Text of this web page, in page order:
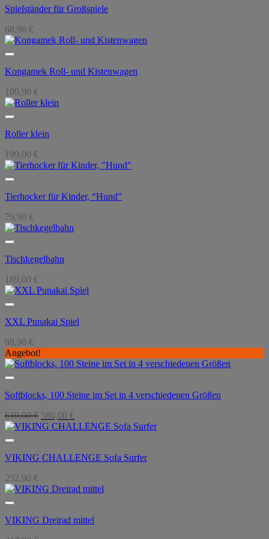
Spielständer für Großspiele
68,90 €
Kongamek Roll- und Kistenwagen
109,90 €
Roller klein
199,00 €
Tierhocker für Kinder, “Hund”
79,90 €
Tischkegelbahn
189,00 €
XXL Punakai Spiel
98,90 €
Angebot!
Softblocks, 100 Steine im Set in 4 verschiedenen Größen
610,00€ Ursprünglicher
Preis
580,00 €Aktueller
Preis
VIKING CHALLENGE Sofa Surfer
252,90 €
VIKING Dreirad mittel